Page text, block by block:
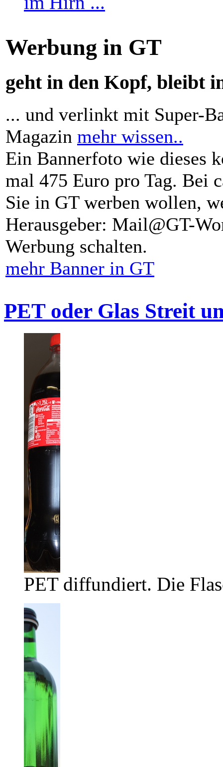
Werbung in GT
geht in den Kopf, bleibt
... und verlinkt mit Super-
Magazin mehr wissen..
Ein Bannerfoto wie dieses
mal 475 Euro pro Tag. Bei
Sie in GT werben wollen,
Herausgeber: Mail@GT-
Werbung schalten.
mehr Banner in GT
PET oder Glas Streit
PET diffundiert. Die